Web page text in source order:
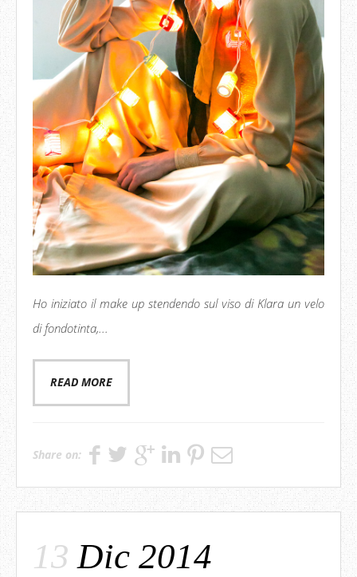
Ho iniziato il make up stendendo sul viso di Klara un velo
di fondotinta,...
READ MORE
Share on:
13 Dic 2014